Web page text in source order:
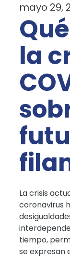
mayo 29,
la
La crisis
coronavirus
tiempo,
se expresan